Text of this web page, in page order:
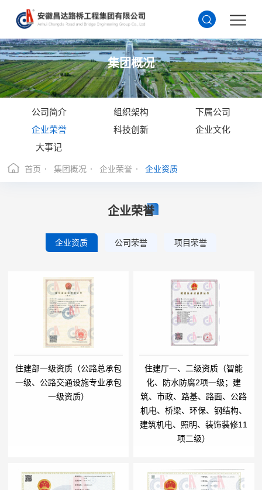
集团概况
公司简介 组织架构
下属公司
企业荣誉
科技创新
企业文化
大事记
首页 集团概况 企业荣誉 企业资质
企业荣誉
企业资质 公司荣誉 项目荣誉
住建部一级资质（公路总承包
一级、公路交通设施专业承包
一级资质）
住建厅一、二级资质（智能
化、防水防腐2项一级；建
筑、市政、路基、路面、公路
机电、桥梁、环保、钢结构、
建筑机电、照明、装饰装修11
项二级）